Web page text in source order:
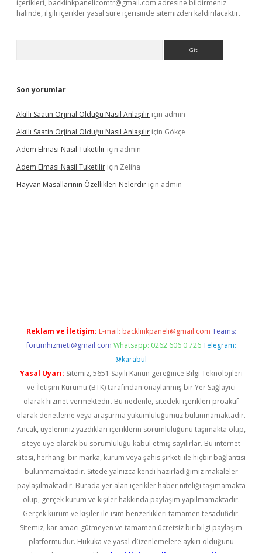
içerikleri, backlinkpanelicomtr@gmail.com adresine bildirmeniz
halinde, ilgili içerikler yasal süre içerisinde sitemizden kaldırılacaktır.
Son yorumlar
Akıllı Saatin Orjinal Olduğu Nasıl Anlaşılır için admin
Akıllı Saatin Orjinal Olduğu Nasıl Anlaşılır için Gökçe
Adem Elması Nasil Tuketilir için admin
Adem Elması Nasil Tuketilir için Zeliha
Hayvan Masallarının Özellikleri Nelerdir için admin
Reklam ve İletişim: E-mail: backlinkpaneli@gmail.com Teams:
forumhizmeti@gmail.com Whatsapp: 0262 606 0 726 Telegram:
@karabul
Yasal Uyarı: Sitemiz, 5651 Sayılı Kanun gereğince Bilgi Teknolojileri
ve İletişim Kurumu (BTK) tarafından onaylanmış bir Yer Sağlayıcı
olarak hizmet vermektedir. Bu nedenle, sitedeki içerikleri proaktif
olarak denetleme veya araştırma yükümlülüğümüz bulunmamaktadır.
Ancak, üyelerimiz yazdıkları içeriklerin sorumluluğunu taşımakta olup,
siteye üye olarak bu sorumluluğu kabul etmiş sayılırlar. Bu internet
sitesi, herhangi bir marka, kurum veya şahıs şirketi ile hiçbir bağlantısı
bulunmamaktadır. Sitede yalnızca kendi hazırladığımız makaleler
paylaşılmaktadır. Burada yer alan içerikler haber niteliği taşımamakta
olup, gerçek kurum ve kişiler hakkında paylaşım yapılmamaktadır.
Gerçek kurum ve kişiler ile isim benzerlikleri tamamen tesadüfidir.
Sitemiz, kar amacı gütmeyen ve tamamen ücretsiz bir bilgi paylaşım
platformudur. Hukuka ve yasal düzenlemelere aykırı olduğunu